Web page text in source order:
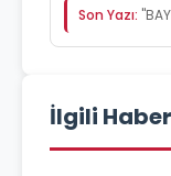
Son Yazı:
İlgili